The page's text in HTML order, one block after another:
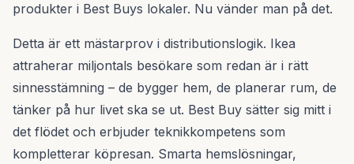
produkter i Best Buys lokaler. Nu vänder man på det.
Detta är ett mästarprov i distributionslogik. Ikea
attraherar miljontals besökare som redan är i rätt
sinnesstämning – de bygger hem, de planerar rum, de
tänker på hur livet ska se ut. Best Buy sätter sig mitt i
det flödet och erbjuder teknikkompetens som
kompletterar köpresan. Smarta hemslösningar,